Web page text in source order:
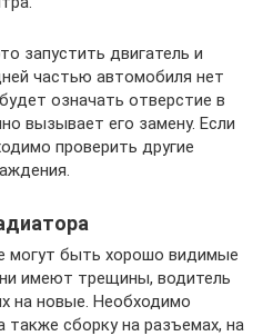
запустить двигатель и
частью автомобиля нет
означать отверстие в
вызывает его замену. Если
проверить другие
могут быть хорошо видимые
имеют трещины, водитель
на новые. Необходимо
также сборку на разъемах, на